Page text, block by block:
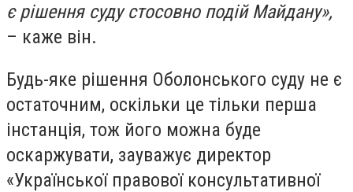
є рішення суду стосовно подій Майдану»,
– каже він.
Будь-яке рішення Оболонського суду не є
остаточним, оскільки це тільки перша
інстанція, тож його можна буде
оскаржувати, зауважує директор
«Української правової консультативної